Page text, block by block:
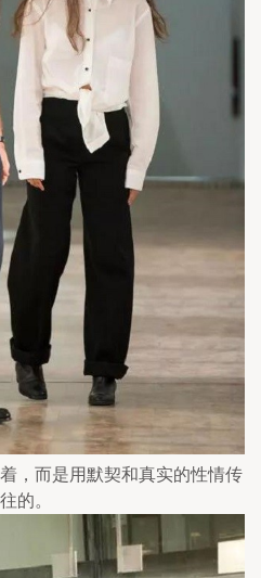
，而是用默契和真实的性情传
的。